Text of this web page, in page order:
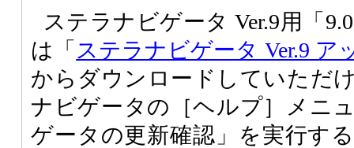
ステラナビゲータ Ver.9用「
は「 ステラナビゲータ Ver.9 ア
からダウンロードしていただ
ナビゲータの［ヘルプ］メニ
ゲータの更新確認」を実行す